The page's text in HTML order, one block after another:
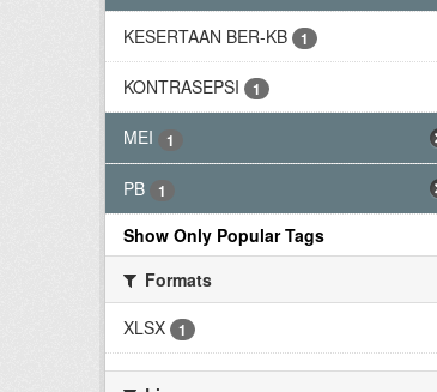
KESERTAAN BER-KB 1
KONTRASEPSI 1
MEI 1
PB 1
Show Only Popular Tags
Formats
XLSX
1